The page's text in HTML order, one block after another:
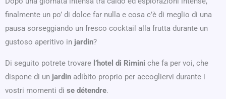
finalmente un po’ di dolce far nulla e cosa c’è di meglio di una
pausa sorseggiando un fresco cocktail alla frutta durante un
gustoso aperitivo in jardin?
Di seguito potrete trovare l’hotel di Rimini che fa per voi, che
dispone di un jardin adibito proprio per accogliervi durante i
vostri momenti di se détendre.